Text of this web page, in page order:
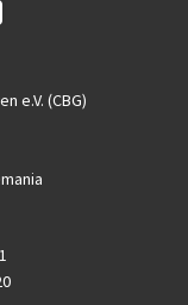
e.V. (CBG)